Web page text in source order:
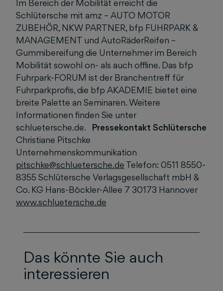
Im Bereich der Mobilität erreicht die
Schlütersche mit amz – AUTO MOTOR
ZUBEHÖR, NKW PARTNER, bfp FUHRPARK &
MANAGEMENT und AutoRäderReifen –
Gummibereifung die Unternehmer im Bereich
Mobilität sowohl on- als auch offline. Das bfp
Fuhrpark-FORUM ist der Branchentreff für
Fuhrparkprofis, die bfp AKADEMIE bietet eine
breite Palette an Seminaren. Weitere
Informationen finden Sie unter
schluetersche.de. Pressekontakt Schlütersche
Christiane Pitschke
Unternehmenskommunikation
pitschke@schluetersche.de Telefon: 0511 8550-
8355 Schlütersche Verlagsgesellschaft mbH &
Co. KG Hans-Böckler-Allee 7 30173 Hannover
www.schluetersche.de
Das könnte Sie auch
interessieren